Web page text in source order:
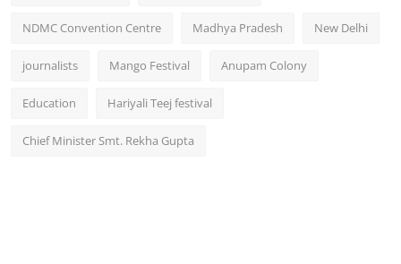
NDMC Convention Centre Madhya Pradesh New Delhi
journalists Mango Festival Anupam Colony
Education Hariyali Teej festival
Chief Minister Smt. Rekha Gupta